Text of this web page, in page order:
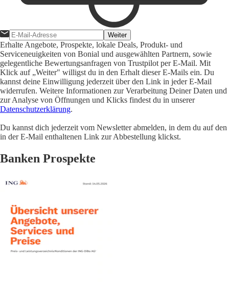
Weiter
Erhalte Angebote, Prospekte, lokale Deals, Produkt- und
Serviceneuigkeiten von Bonial und ausgewählten Partnern, sowie
gelegentliche Bewertungsanfragen von Trustpilot per E-Mail. Mit
Klick auf „Weiter" willigst du in den Erhalt dieser E-Mails ein. Du
kannst deine Einwilligung jederzeit über den Link in jeder E-Mail
widerrufen. Weitere Informationen zur Verarbeitung Deiner Daten und
zur Analyse von Öffnungen und Klicks findest du in unserer
Datenschutzerklärung.
Du kannst dich jederzeit vom Newsletter abmelden, in dem du auf den
in der E-Mail enthaltenen Link zur Abbestellung klickst.
Banken Prospekte